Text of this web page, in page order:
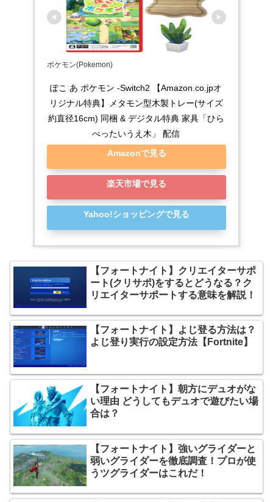
ポケモン(Pokemon)
ぽこ あ ポケモン -Switch2 【Amazon.co.jpオ
リジナル特典】メタモン型木製トレー(サイズ
約直径16cm) 同梱 & デジタル特典 家具「ひら
べったいうえ木」 配信
Amazonで見る
楽天市場で見る
Yahoo!ショッピングで見る
【フォートナイト】クリエイターサポ
ート(クリサポ)をするとどうなる？ク
リエイターサポートする意味を解説！
【フォートナイト】よじ登る方法は？
よじ登り実行の設定方法【Fortnite】
【フォートナイト】朝方にデュオがな
い理由 どうしてもデュオで遊びたい場
合は？
【フォートナイト】強いグライダーと
弱いグライダーを徹底調査！プロが使
うツグライダーはこれだ！